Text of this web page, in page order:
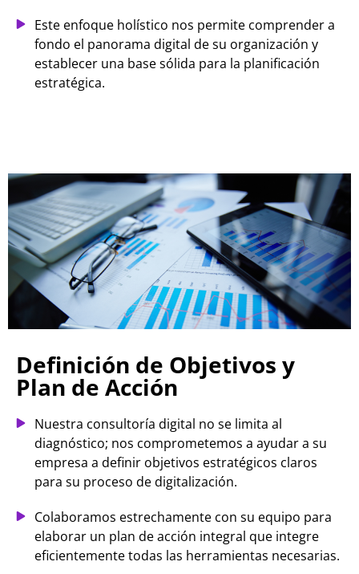
Este enfoque holístico nos permite comprender a
fondo el panorama digital de su organización y
establecer una base sólida para la planificación
estratégica.
Definición de Objetivos y
Plan de Acción
Nuestra consultoría digital no se limita al
diagnóstico; nos comprometemos a ayudar a su
empresa a definir objetivos estratégicos claros
para su proceso de digitalización.
Colaboramos estrechamente con su equipo para
elaborar un plan de acción integral que integre
eficientemente todas las herramientas necesarias.